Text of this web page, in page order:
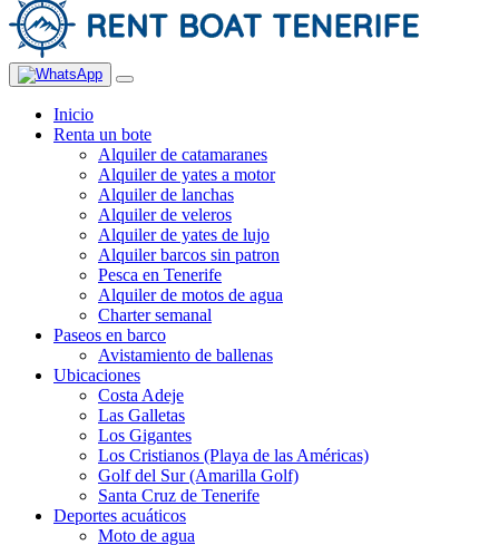
Inicio
Renta un bote
Alquiler de catamaranes
Alquiler de yates a motor
Alquiler de lanchas
Alquiler de veleros
Alquiler de yates de lujo
Alquiler barcos sin patron
Pesca en Tenerife
Alquiler de motos de agua
Charter semanal
Paseos en barco
Avistamiento de ballenas
Ubicaciones
Costa Adeje
Las Galletas
Los Gigantes
Los Cristianos (Playa de las Américas)
Golf del Sur (Amarilla Golf)
Santa Cruz de Tenerife
Deportes acuáticos
Moto de agua